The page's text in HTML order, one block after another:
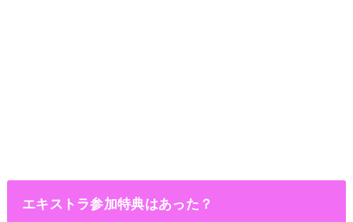
エキストラ参加特典はあった？